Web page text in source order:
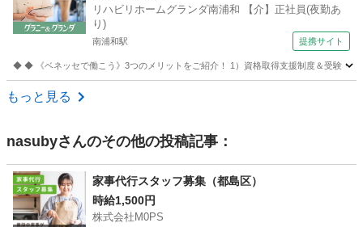
ッフ
リハビリホームグランダ南浦和 【介】正社員(夜勤あ
り)
南浦和駅 提携サイト
◆ ◆ 《ベネッセで働こう》3つのメリットをご紹介！ 1）資格取得支援制度＆受験・
埼玉 川口市
もっと見る
nasubyさんのその他の投稿記事：
家事代行スタッフ募集（都島区）
時給1,500円
株式会社M0PS